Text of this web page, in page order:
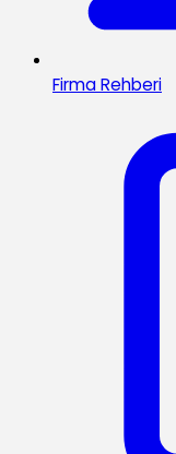
Firma Rehberi